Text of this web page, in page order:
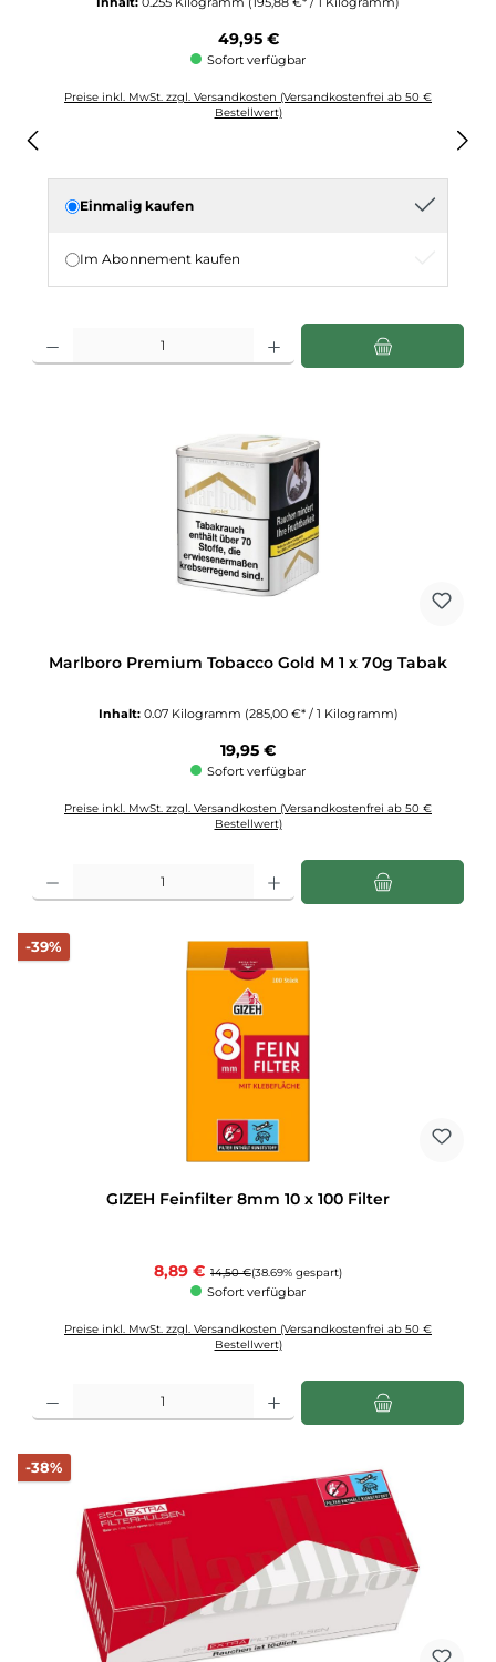
Regulärer Preis:
49,95 €
Sofort verfügbar
Preise inkl. MwSt. zzgl. Versandkosten (Versandkostenfrei ab 50 €
Bestellwert)
Einmalig kaufen
Im Abonnement kaufen
Marlboro Premium Tobacco Gold M 1 x 70g Tabak
Inhalt: 0.07 Kilogramm (285,00 €* / 1 Kilogramm)
Regulärer Preis:
19,95 €
Sofort verfügbar
Preise inkl. MwSt. zzgl. Versandkosten (Versandkostenfrei ab 50 €
Bestellwert)
Produkt Anzahl: Gib den gewünschten Wert ein oder benutze die Schaltflächen
-39%Rabatt
GIZEH Feinfilter 8mm 10 x 100 Filter
Verkaufspreis:
8,89 € Regulärer Preis:
14,50 €(38.69% gespart)
Sofort verfügbar
Preise inkl. MwSt. zzgl. Versandkosten (Versandkostenfrei ab 50 €
Bestellwert)
Produkt Anzahl: Gib den gewünschten Wert ein oder benutze die Schaltflächen
-38%Rabatt